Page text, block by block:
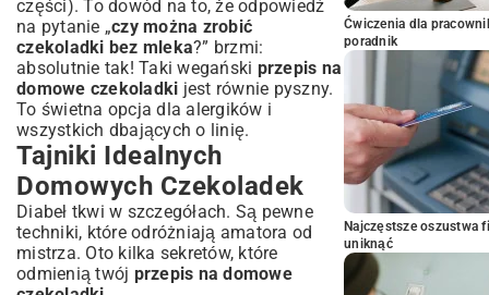
części). To dowód na to, że odpowiedź
na pytanie „czy można zrobić
czekoladki bez mleka?” brzmi:
absolutnie tak! Taki wegański przepis na
domowe czekoladki jest równie pyszny.
To świetna opcja dla alergików i
wszystkich dbających o linię.
Tajniki Idealnych
Domowych Czekoladek
Diabeł tkwi w szczegółach. Są pewne
techniki, które odróżniają amatora od
mistrza. Oto kilka sekretów, które
odmienią twój przepis na domowe
Ćwiczenia dla
poradnik
Najczęstsze oszustwa
uniknąć